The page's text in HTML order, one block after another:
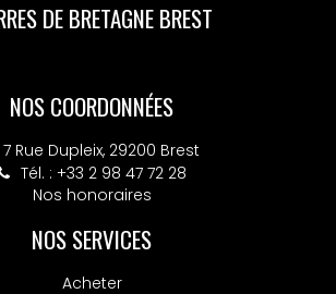
DE BRETAGNE BREST
NOS COORDONNÉES
7 Rue Dupleix, 29200 Brest
Tél. : +33 2 98 47 72 28
Nos honoraires
NOS SERVICES
Acheter